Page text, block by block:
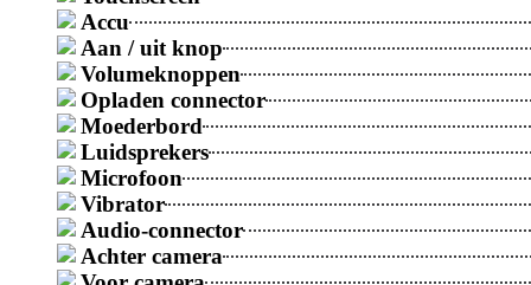
Galaxy S
Populaire Reparaties
Samsung Galaxy oplaadconnector
Samsung reparatieprijs na vochtprobleem
Accu
Aan / uit knop
Volumeknoppen
Opladen connector
Moederbord
Luidsprekers
Microfoon
Vibrator
Audio-connector
Achter camera